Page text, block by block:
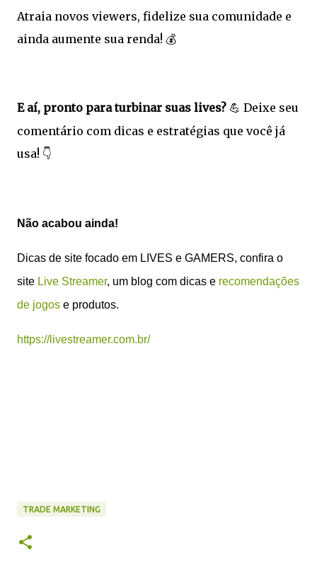
Atraia novos viewers, fidelize sua comunidade e
ainda aumente sua renda! 💰
E aí, pronto para turbinar suas lives? 💪 Deixe seu
comentário com dicas e estratégias que você já
usa! 👇
Não acabou ainda!
Dicas de site focado em LIVES e GAMERS, confira o
site Live Streamer, um blog com dicas e recomendações
de jogos e produtos.
https://livestreamer.com.br/
TRADE MARKETING